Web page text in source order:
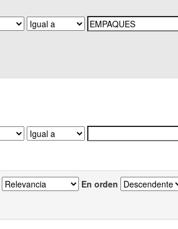
En orden